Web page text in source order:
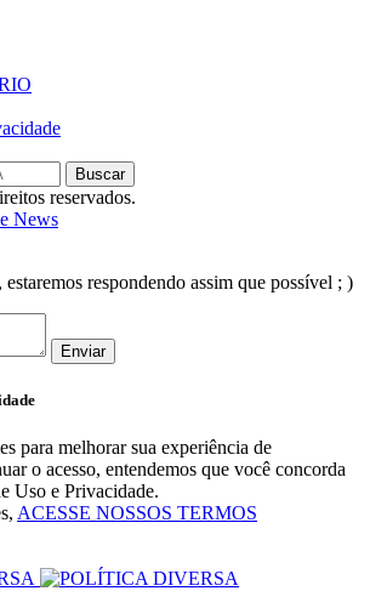
reservados.
respondendo assim que possível ; )
Enviar
para melhorar sua experiência de
o acesso, entendemos que você concorda
Uso e Privacidade.
ACESSE NOSSOS TERMOS